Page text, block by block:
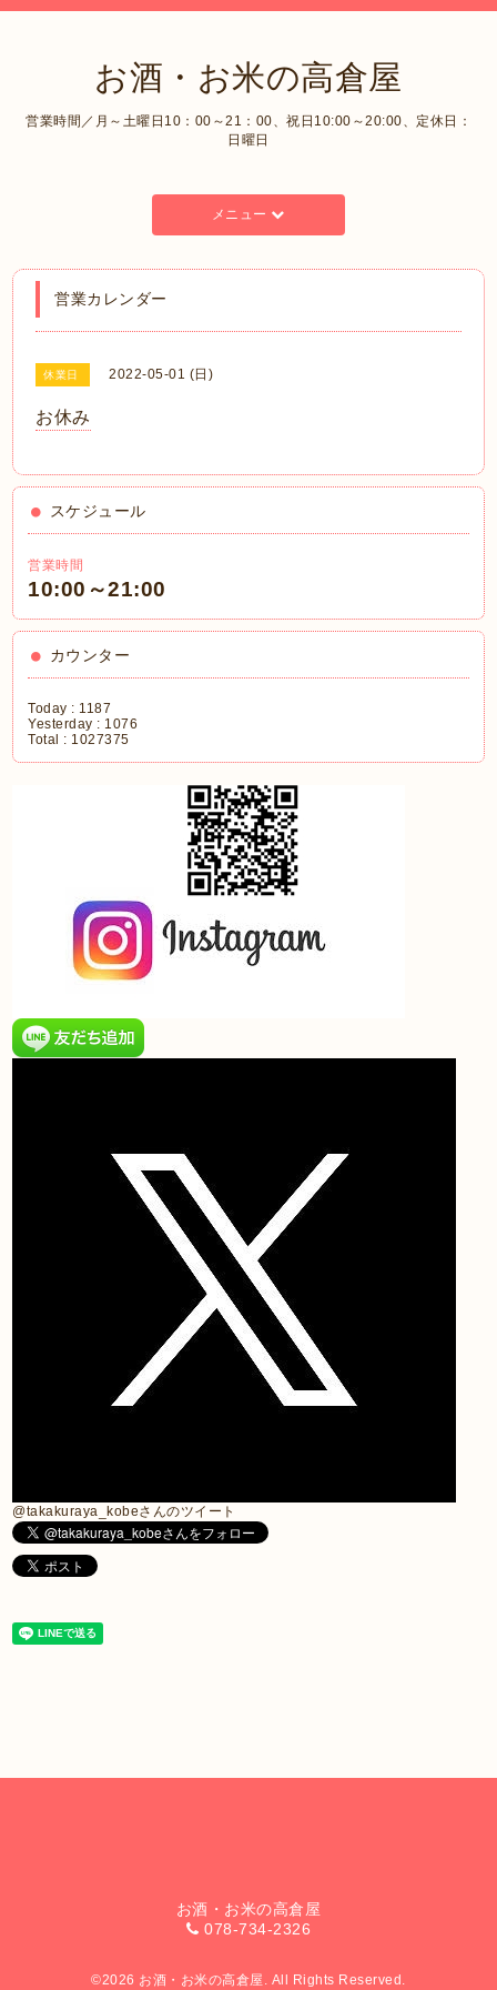
お酒・お米の高倉屋
営業時間／月～土曜日10：00～21：00、祝日10:00～20:00、定休日：
日曜日
メニュー
営業カレンダー
休業日 2022-05-01 (日)
お休み
スケジュール
営業時間
10:00～21:00
カウンター
Today : 1187
Yesterday : 1076
Total : 1027375
@takakuraya_kobeさんのツイート
お酒・お米の高倉屋
078-734-2326
©2026 お酒・お米の高倉屋 . All Rights Reserved.